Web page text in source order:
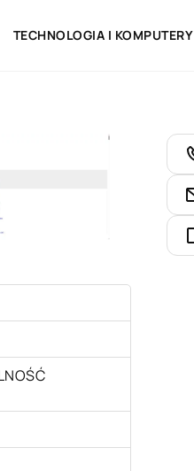
TECHNOLOGIA I KOMPUTERY